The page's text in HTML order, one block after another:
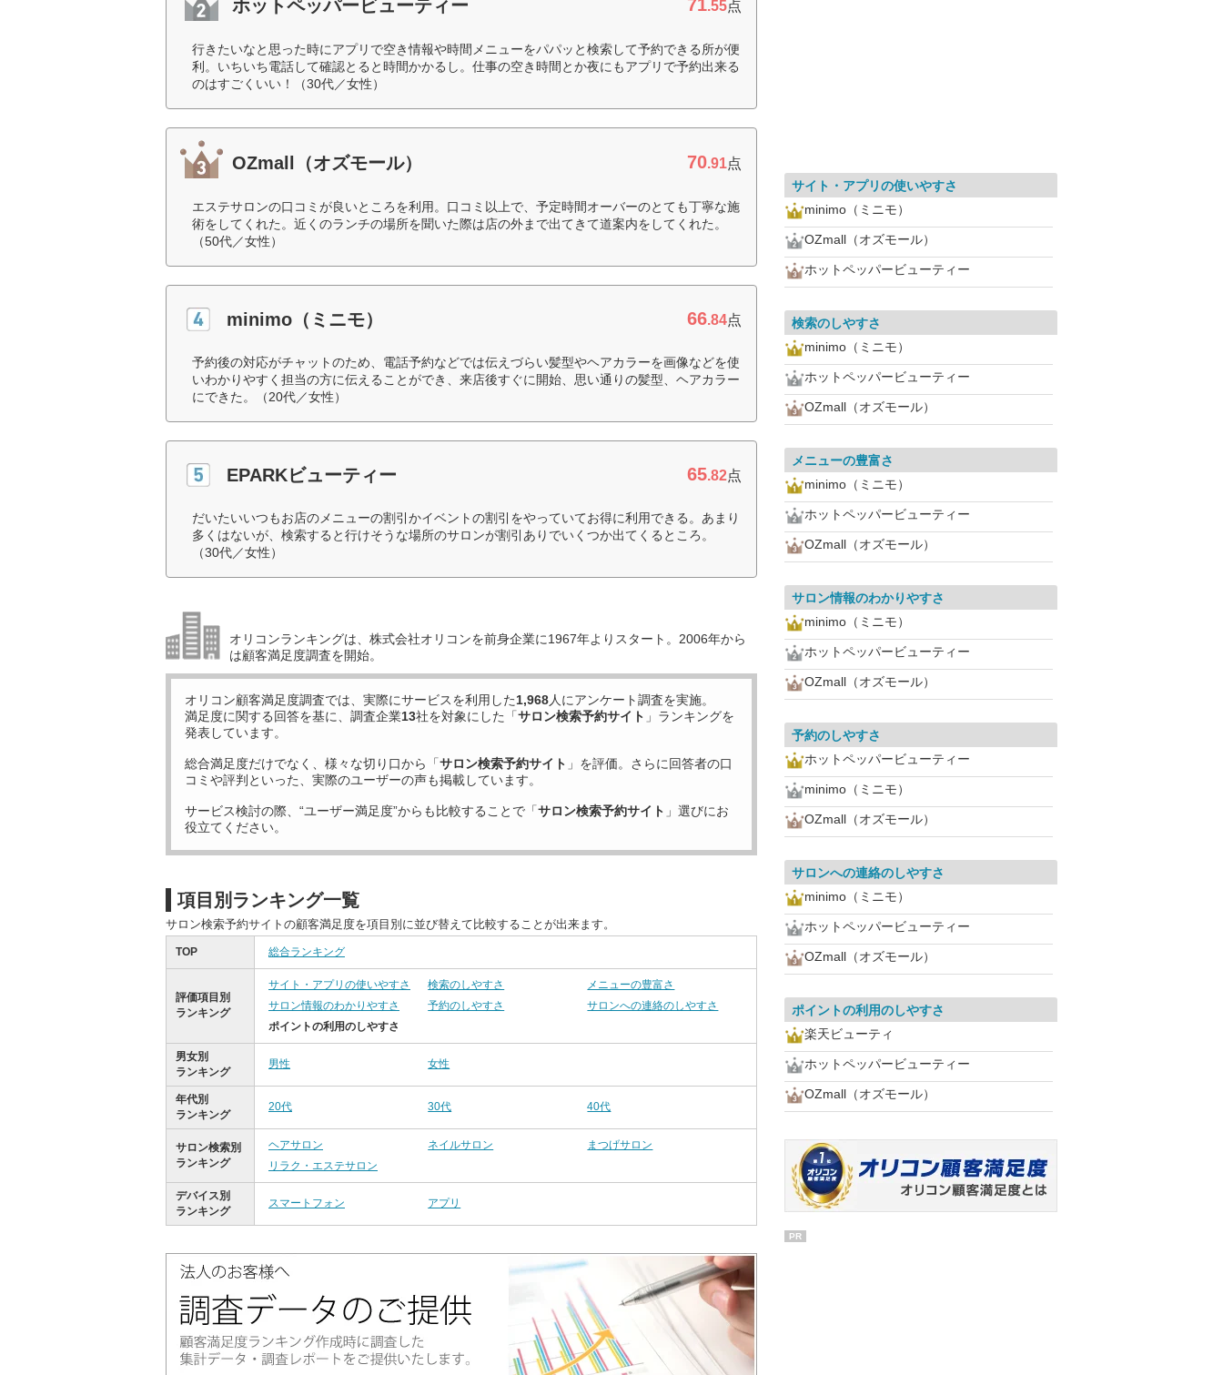
ホットペッパービューティー 71.55点
行きたいなと思った時にアプリで空き情報や時間メニューをパパッと検索して予約できる所が便
利。いちいち電話して確認とると時間かかるし。仕事の空き時間とか夜にもアプリで予約出来る
のはすごくいい！（30代／女性）
OZmall（オズモール） 70.91点
エステサロンの口コミが良いところを利用。口コミ以上で、予定時間オーバーのとても丁寧な施
術をしてくれた。近くのランチの場所を聞いた際は店の外まで出てきて道案内をしてくれた。
（50代／女性）
minimo（ミニモ） 66.84点
予約後の対応がチャットのため、電話予約などでは伝えづらい髪型やヘアカラーを画像などを使
いわかりやすく担当の方に伝えることができ、来店後すぐに開始、思い通りの髪型、ヘアカラー
にできた。（20代／女性）
EPARKビューティー 65.82点
だいたいいつもお店のメニューの割引かイベントの割引をやっていてお得に利用できる。あまり
多くはないが、検索すると行けそうな場所のサロンが割引ありでいくつか出てくるところ。
（30代／女性）
オリコンランキングは、株式会社オリコンを前身企業に1967年よりスタート。2006年から
は顧客満足度調査を開始。
オリコン顧客満足度調査では、実際にサービスを利用した1,968人にアンケート調査を実施。
満足度に関する回答を基に、調査企業13社を対象にした「サロン検索予約サイト 」ランキングを
発表しています。
総合満足度だけでなく、様々な切り口から「サロン検索予約サイト 」を評価。さらに回答者の口
コミや評判といった、実際のユーザーの声も掲載しています。
サービス検討の際、“ユーザー満足度”からも比較することで「サロン検索予約サイト 」選びにお
役立てください。
項目別ランキング一覧
サロン検索予約サイトの顧客満足度を項目別に並び替えて比較することが出来ます。
TOP 総合ランキング
評価項目別
ランキング
サイト・アプリの使いやすさ 検索のしやすさ
メニューの豊富さ
サロン情報のわかりやすさ
予約のしやすさ
サロンへの連絡のしやすさ
ポイントの利用のしやすさ
男女別
ランキング
男性 女性
年代別
ランキング
20代 30代 40代
サロン検索別
ランキング
ヘアサロン ネイルサロン
まつげサロン
リラク・エステサロン
デバイス別
ランキング
スマートフォン アプリ
サイト・アプリの使いやすさ
minimo（ミニモ）
OZmall（オズモール）
ホットペッパービューティー
検索のしやすさ
minimo（ミニモ）
ホットペッパービューティー
OZmall（オズモール）
メニューの豊富さ
minimo（ミニモ）
ホットペッパービューティー
OZmall（オズモール）
サロン情報のわかりやすさ
minimo（ミニモ）
ホットペッパービューティー
OZmall（オズモール）
予約のしやすさ
ホットペッパービューティー
minimo（ミニモ）
OZmall（オズモール）
サロンへの連絡のしやすさ
minimo（ミニモ）
ホットペッパービューティー
OZmall（オズモール）
ポイントの利用のしやすさ
楽天ビューティ
ホットペッパービューティー
OZmall（オズモール）
PR